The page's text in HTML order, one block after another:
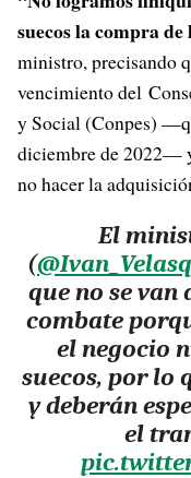
suecos la compra
ministro, precisando
vencimiento del
y Social (Conpes)
diciembre de 2022—
no hacer la
El
(
que no se van
combate
el negocio
suecos, por lo
y deberán
el